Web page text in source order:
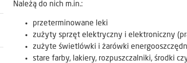
Należą do nich m.in.:
przeterminowane leki
zużyty sprzęt elektryczny i elektroniczny
zużyte świetlówki i żarówki
stare farby, lakiery, rozpuszczalniki, środki